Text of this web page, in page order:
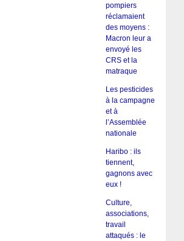
pompiers
réclamaient
des moyens :
Macron leur a
envoyé les
CRS et la
matraque
Les pesticides
à la campagne
et à
l’Assemblée
nationale
Haribo : ils
tiennent,
gagnons avec
eux !
Culture,
associations,
travail
attaqués : le